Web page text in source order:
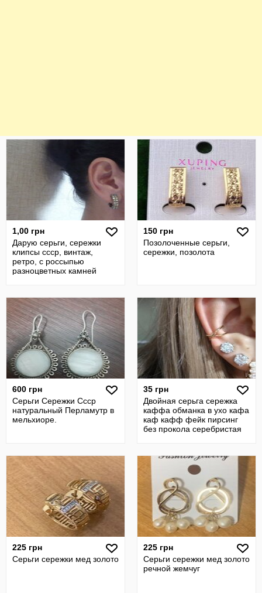
1,00 грн
Дарую серьги, сережки
клипсы ссср, винтаж,
ретро, с россыпью
разноцветных камней
150 грн
Позолоченные серьги,
сережки, позолота
600 грн
Серьги Сережки Ссср
натуральный Перламутр в
мельхиоре.
35 грн
Двойная серьга сережка
каффа обманка в ухо кафа
каф кафф фейк пирсинг
без прокола серебристая
225 грн
Серьги сережки мед золото
225 грн
Серьги сережки мед золото
речной жемчуг